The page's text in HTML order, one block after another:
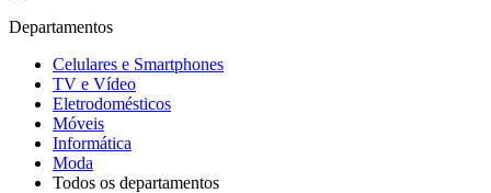
Departamentos
Celulares e Smartphones
TV e Vídeo
Eletrodomésticos
Móveis
Informática
Moda
Todos os departamentos